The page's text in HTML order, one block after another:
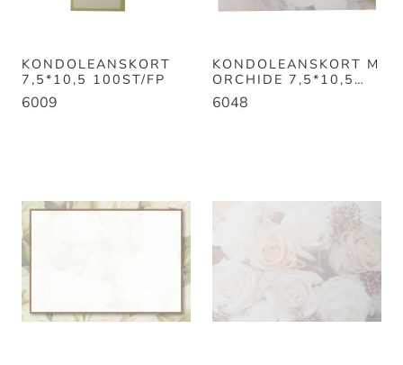
KONDOLEANSKORT
7,5*10,5 100ST/FP
6009
KONDOLEANSKORT M
ORCHIDE 7,5*10,5
100ST/FP
6048